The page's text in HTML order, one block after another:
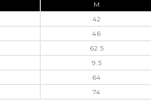
M
42
46
62.5
9.5
64
74